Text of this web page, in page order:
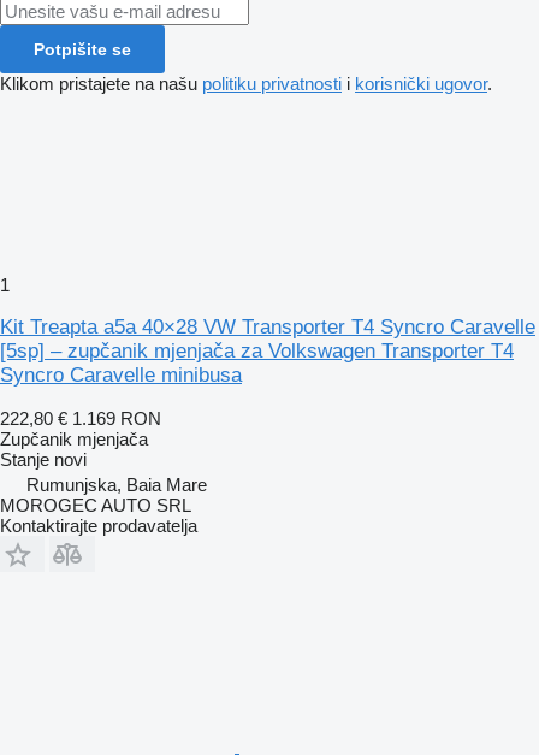
Potpišite se
Klikom pristajete na našu politiku privatnosti i korisnički ugovor.
1
Kit Treapta a5a 40×28 VW Transporter T4 Syncro Caravelle
[5sp] – zupčanik mjenjača za Volkswagen Transporter T4
Syncro Caravelle minibusa
222,80 € 1.169 RON
Zupčanik mjenjača
Stanje novi
Rumunjska, Baia Mare
MOROGEC AUTO SRL
Kontaktirajte prodavatelja